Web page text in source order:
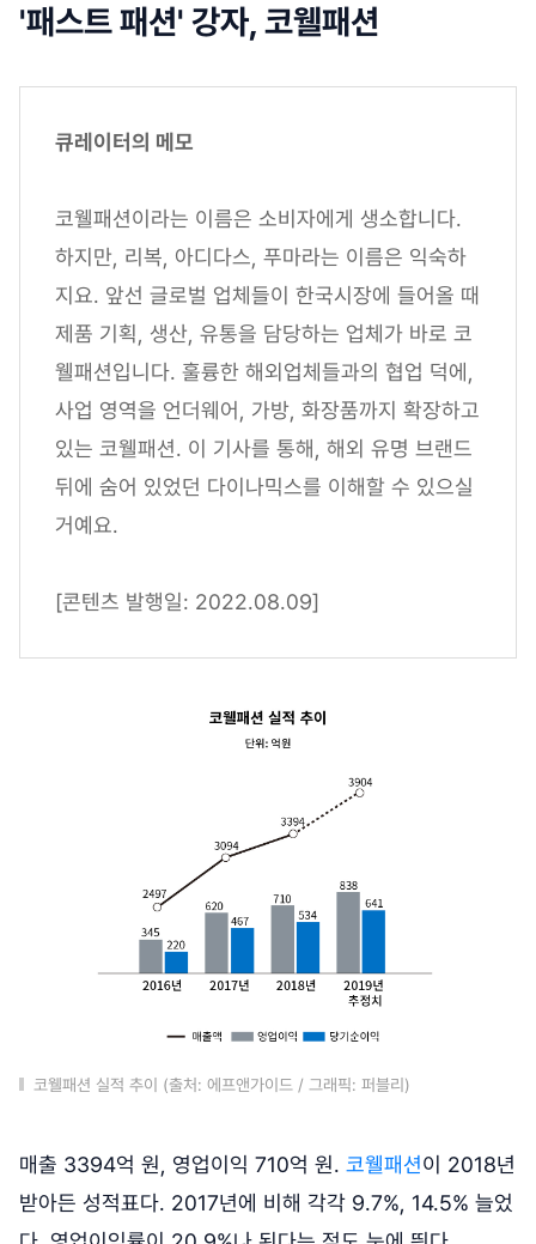
'패스트 패션' 강자, 코웰패션
큐레이터의 메모
코웰패션이라는 이름은 소비자에게 생소합니다.
하지만, 리복, 아디다스, 푸마라는 이름은 익숙하
지요. 앞선 글로벌 업체들이 한국시장에 들어올 때
제품 기획, 생산, 유통을 담당하는 업체가 바로 코
웰패션입니다. 훌륭한 해외업체들과의 협업 덕에,
사업 영역을 언더웨어, 가방, 화장품까지 확장하고
있는 코웰패션. 이 기사를 통해, 해외 유명 브랜드
뒤에 숨어 있었던 다이나믹스를 이해할 수 있으실
거예요.
[콘텐츠 발행일: 2022.08.09]
코웰패션 실적 추이 (출처: 에프앤가이드 / 그래픽: 퍼블리)
매출 3394억 원, 영업이익 710억 원. 코웰패션이 2018년
받아든 성적표다. 2017년에 비해 각각 9.7%, 14.5% 늘었